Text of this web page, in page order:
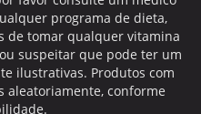
programa de dieta,
de tomar qualquer vitamina
suspeitar que pode ter um
ilustrativas. Produtos com
aleatoriamente, conforme